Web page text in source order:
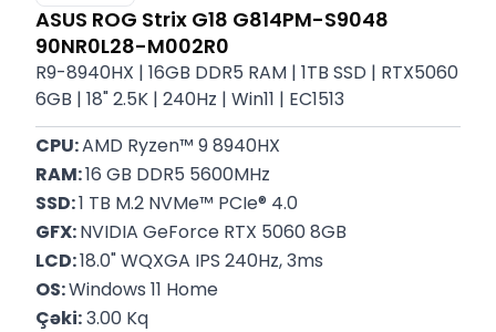
ASUS ROG Strix G18 G814PM-S9048
90NR0L28-M002R0
R9-8940HX | 16GB DDR5 RAM | 1TB SSD | RTX5060
6GB | 18" 2.5K | 240Hz | Win11 | EC1513
CPU: AMD Ryzen™ 9 8940HX
RAM: 16 GB DDR5 5600MHz
SSD: 1 TB M.2 NVMe™ PCIe® 4.0
GFX: NVIDIA GeForce RTX 5060 8GB
LCD: 18.0" WQXGA IPS 240Hz, 3ms
OS: Windows 11 Home
Çəki: 3.00 Kq